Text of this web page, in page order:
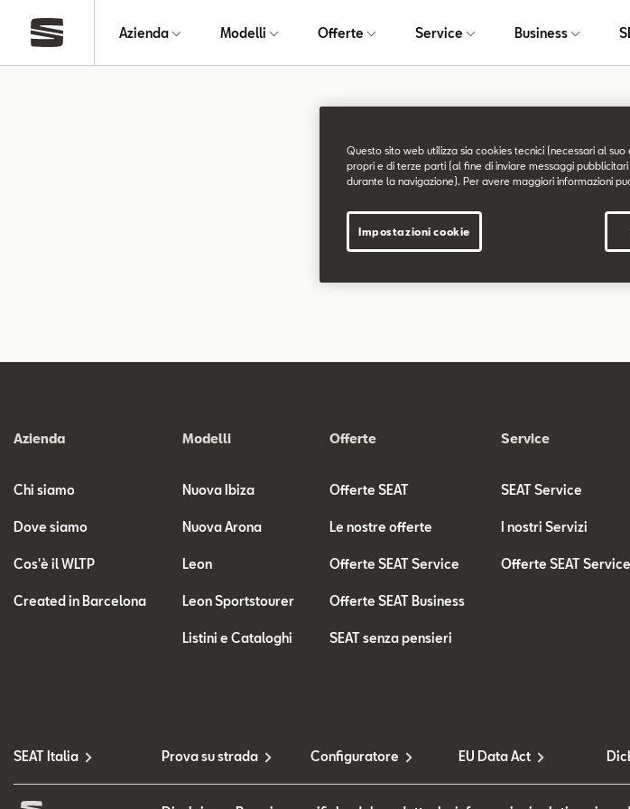
Azienda Modelli Offerte Service Business
Pagina non trovata
La pagina richiesta non è stata trovata.
Azienda
Chi siamo
Dove siamo
Cos'è il WLTP
Created in Barcelona
Modelli
Nuova Ibiza
Nuova Arona
Leon
Leon Sportstourer
Listini e Cataloghi
Offerte
Offerte SEAT
Le nostre offerte
Offerte SEAT Service
Offerte SEAT Business
SEAT senza pensieri
Service
SEAT Service
I nostri Servizi
Offerte SEAT Service
SEAT Italia Prova su strada Configuratore EU Data Act
Questo sito web utilizza sia cookies tecnici (necessari al
propri e di terze parti (al fine di inviare messaggi
durante la navigazione). Per avere maggiori informazioni
Impostazioni cookie